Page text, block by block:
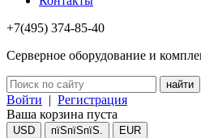
+7(495) 374-85-40
Серверное оборудование и
Войти | Регистрация
Ваша корзина пуста
USD пїЅпїЅпїЅ. EUR